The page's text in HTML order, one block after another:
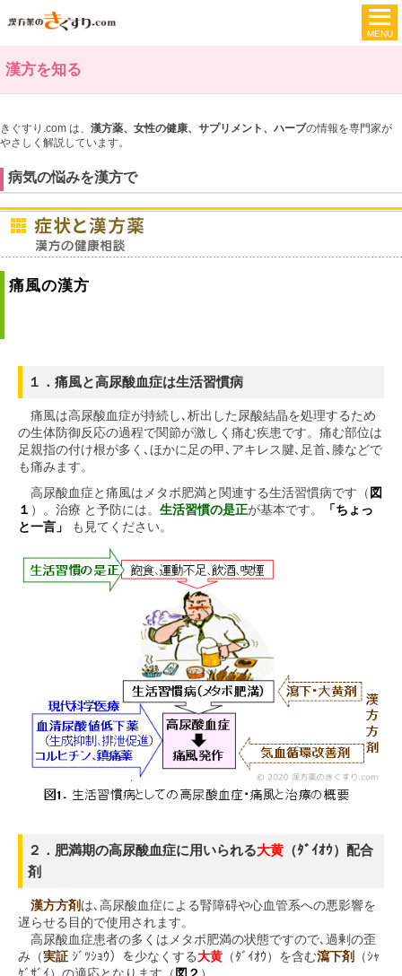
漢方を知る
きぐすり.com は、 漢方薬、女性の健康、サプリメント、ハーブの情報を専門家が
やさしく解説しています。
病気の悩みを漢方で
痛風の漢方
１．痛風と高尿酸血症は生活習慣病
痛風は高尿酸血症が持続し､析出した尿酸結晶を処理するため
の生体防御反応の過程で関節が激しく痛む疾患です。痛む部位は
足親指の付け根が多く､ほかに足の甲､アキレス腱､足首､膝などで
も痛みます。
高尿酸血症と痛風はメタボ肥満と関連する生活習慣病です（ 図
１ ）。治療 と予防には。 生活習慣の是正が基本です。
「ちょっ
と一言」
も見てください。
２．肥満期の高尿酸血症に用いられる大黄 （ﾀﾞｲｵｳ）配合
剤
漢方方剤 は､高尿酸血症による腎障碍や心血管系への悪影響を
遅らせる目的で使用されます。
高尿酸血症患者の多くはメタボ肥満の状態ですので､過剰の歪
み（実証 ｼﾞﾂｼｮｳ）を少なくする大黄 （ﾀﾞｲｵｳ）を含む瀉下剤
（ｼｬ